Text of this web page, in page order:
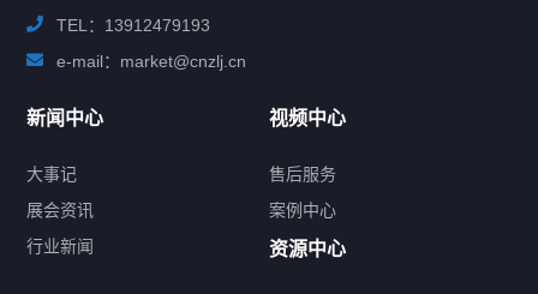
TEL：13912479193
e-mail：market@cnzlj.cn
新闻中心
大事记
展会资讯
行业新闻
视频中心
售后服务
案例中心
资源中心